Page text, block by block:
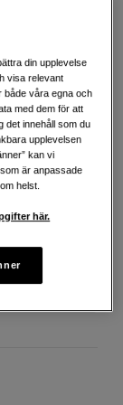
ränta 10,45 %
dig till budget-
på
din upplevelse
visa relevant
både våra egna och
med dem för att
det innehåll som du
upplevelsen
kan vi
är anpassade
helst.
här.